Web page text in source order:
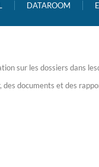
DATAROOM
sur les dossiers dans
des documents et des